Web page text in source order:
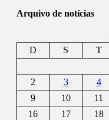
Arquivo de notícias
D
S T
2
3 4
9
10 11
16
17 18